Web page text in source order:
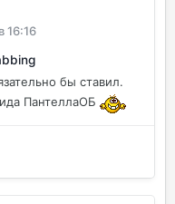
16:16
бы ставил.
ПантеллаОБ